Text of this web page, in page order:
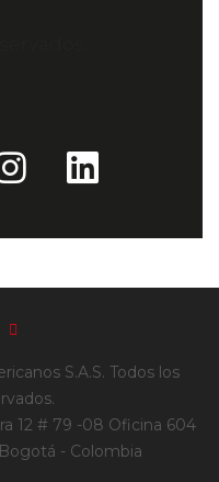
S.A.S. Todos los
12 # 79 -08 Oficina 604
- Colombia